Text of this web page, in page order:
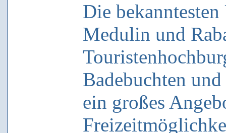
Die
Medulin und
Badebuchten
ein großes